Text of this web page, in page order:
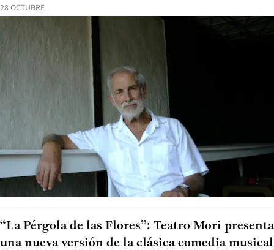
28 OCTUBRE
“La Pérgola de las Flores”: Teatro Mori presenta
una nueva versión de la clásica comedia musical